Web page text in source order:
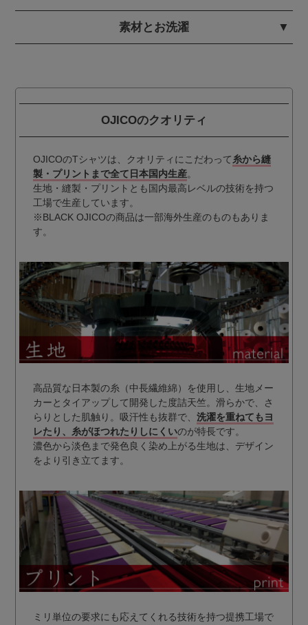
素材とお洗濯
OJICOのクオリティ
OJICOのTシャツは、クオリティにこだわって糸から縫
製・プリントまで全て日本国内生産。
生地・縫製・プリントとも国内最高レベルの技術を持つ
工場で生産しています。
※BLACK OJICOの商品は一部海外生産のものもありま
す。
高品質な日本製の糸（中長繊維綿）を使用し、生地メー
カーとタイアップして開発した度詰天竺。滑らかで、さ
らりとした肌触り。吸汗性も抜群で、 洗濯を重ねてもヨ
レたり、糸がほつれたりしにくいのが特長です。
濃色から淡色まで発色良く染め上がる生地は、デザイン
をより引き立てます。
ミリ単位の要求にも応えてくれる技術を持つ提携工場で